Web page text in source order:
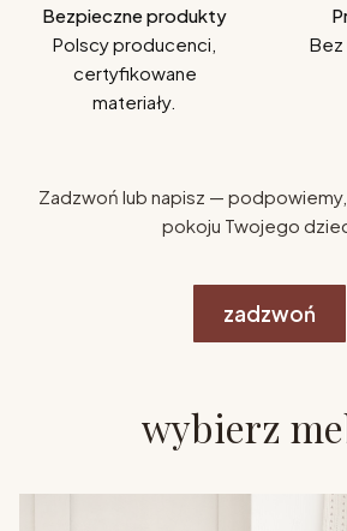
Bezpieczne produkty
Polscy producenci,
certyfikowane
materiały.
Zadzwoń lub napisz —
pokoju Twojego
zadzwoń
wybierz